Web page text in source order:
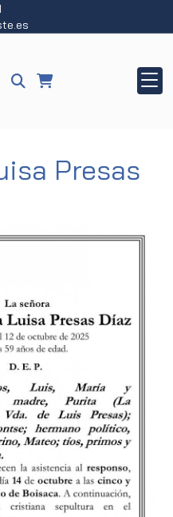
Presas